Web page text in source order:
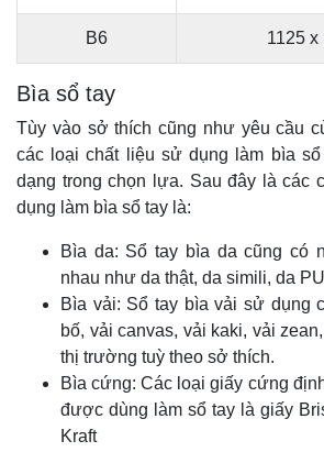
B6 1125 x
Bìa sổ tay
Tùy vào sở thích cũng như yêu cầu
các loại chất liệu sử dụng làm bìa
dạng trong chọn lựa. Sau đây là các
dụng làm bìa sổ tay là:
Bìa da: Sổ tay bìa da cũng có
nhau như da thật, da simili, da
Bìa vải: Sổ tay bìa vải sử dụng
bố, vải canvas, vải kaki, vải
thị trường tuỳ theo sở thích.
Bìa cứng: Các loại giấy cứng
được dùng làm sổ tay là giấy
Kraft